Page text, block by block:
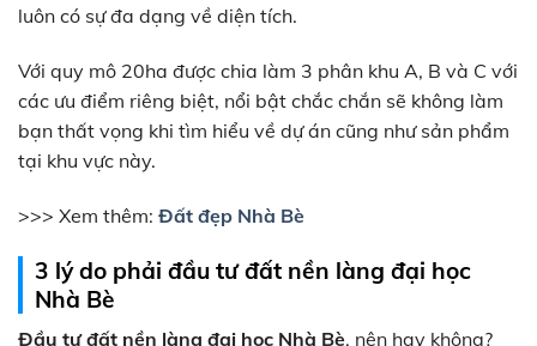
luôn có sự đa dạng về diện tích.
Với quy mô 20ha được chia làm 3 phân khu A, B và C với
các ưu điểm riêng biệt, nổi bật chắc chắn sẽ không làm
bạn thất vọng khi tìm hiểu về dự án cũng như sản phẩm
tại khu vực này.
>>> Xem thêm: Đất đẹp Nhà Bè
3 lý do phải đầu tư đất nền làng đại học
Nhà Bè
Đầu tư đất nền làng đại học Nhà Bè, nên hay không?